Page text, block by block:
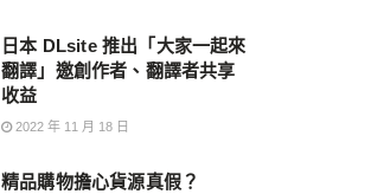
日本 DLsite 推出「大家一起來
翻譯」邀創作者、翻譯者共享
收益
2022 年 11 月 18 日
精品購物擔心貨源真假？